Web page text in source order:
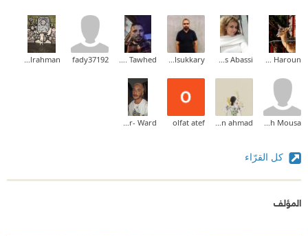
fady37192
olfat atef
كل القرّاء
المؤلف